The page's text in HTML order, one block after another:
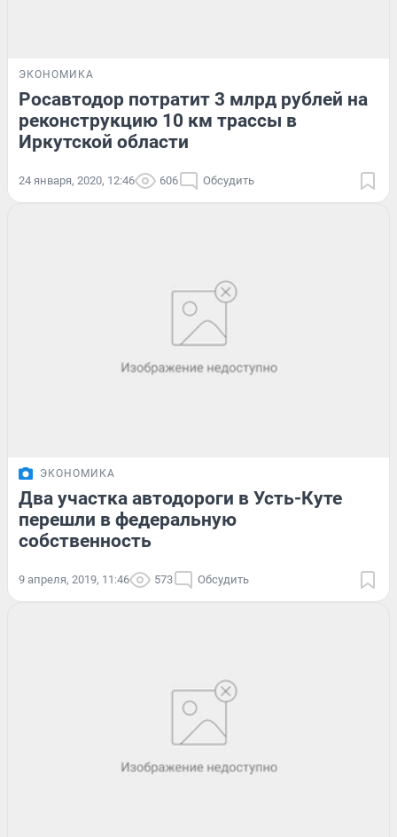
ЭКОНОМИКА
Росавтодор потратит 3 млрд рублей на
реконструкцию 10 км трассы в
Иркутской области
24 января, 2020, 12:46 606 Обсудить
ЭКОНОМИКА
Два участка автодороги в Усть-Куте
перешли в федеральную
собственность
9 апреля, 2019, 11:46 573 Обсудить